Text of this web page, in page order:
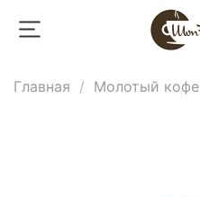
Главная Молотый кофе